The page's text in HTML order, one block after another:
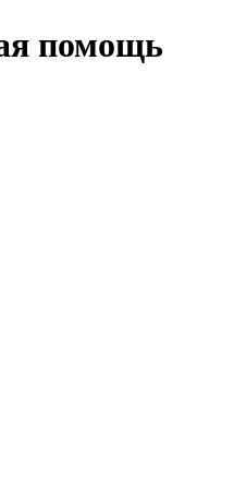
помощь